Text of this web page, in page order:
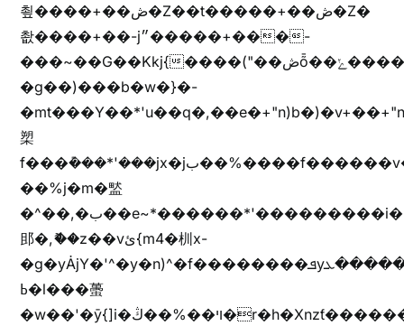
쵶����+��ڞ�Z��t�����+��ڞ�Z�
촶����+��-j״�����+���-
���~��G��Kkj{����("��ڞȭ��ݺ������Kkj{"�*'y�"����kj{"�*'r�-
�g��)���b�w�}�-
槊
f���݊���*'���jx�jب��%����f������v��f����zV�ѩ♫b�z~ǭ��b��/
��%j�m�盢
�^��,�ب��e~*������*'���������i�b��Zʋ��֜��]��ek'�zg��V�z[2z���ڶ�޽�����zX������Z��z{h���7��)
䢸�,ޮ��z��vئ{m4�杊x-
�g�yȦjY�'^�y�n)^�f��������ܦyخ�������ܥj��+"n)b�'%j�"u�b�y��ٞv+�~W��֫��b�y���&jY_��l���jX��g���^��ݲ֜��oz�bq�Z�('~W��֫��ZrG����Ή�jV��
ߕ�l���蠆
�w��'�ȳ{]i�ױ��%��ڭ�r�h�Xnzƭ������m��,jZajױ�/z�(���y�Z+m�$��.��(��